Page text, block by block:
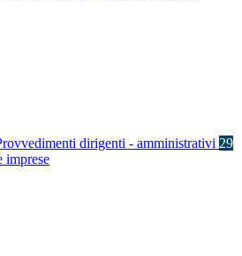
dirigenti - amministrativi 29
imprese